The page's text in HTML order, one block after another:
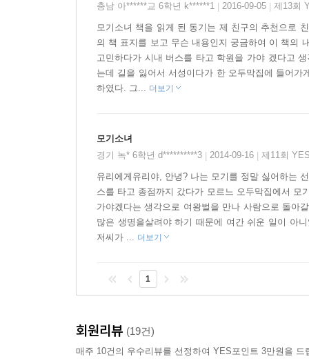
사슬의 한 구석에서 세상이 조화롭고 균형 있게
최선을 다해 살아갈 때, 비로소 숲은 완전해진다.
과연 다시 사람이 될 수 있을까?
충남 아******교 6학년 k******1 2016-09-05 제13회
모기소녀 책을 읽게 된 동기는 제 친구의 추천으로
의 책 표지를 보고 무슨 내용인지 궁금하여 이 책의
고민하다가 시내 버스를 타고 학원을 가야 겠다고
는데 길을 잃어서 서성이다가 한 오두막집에 들어
하였다. 그... 더보기
모기소녀
경기 녹* 6학년 d**********3
2014-09-16 제11회
유리에게유리야, 안녕? 나는 모기를 정말 싫어하는
스를 타고 종점까지 갔다가 모르느 오두막집에서
가야겠다는 생각으로 여왕벌을 만나 사람으로 돌아
많은 생명을살려야 하기 때문에 여간 쉬운 일이 아
저씨가 ... 더보기
1
회원리뷰 (19건)
매주 10건의 우수리뷰를 선정하여 YES포인트 3만원을 드